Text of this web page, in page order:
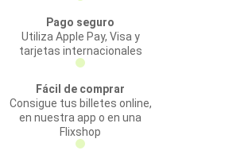
Pago seguro
Utiliza Apple Pay, Visa y
tarjetas internacionales
Fácil de comprar
Consigue tus billetes online,
en nuestra app o en una
Flixshop